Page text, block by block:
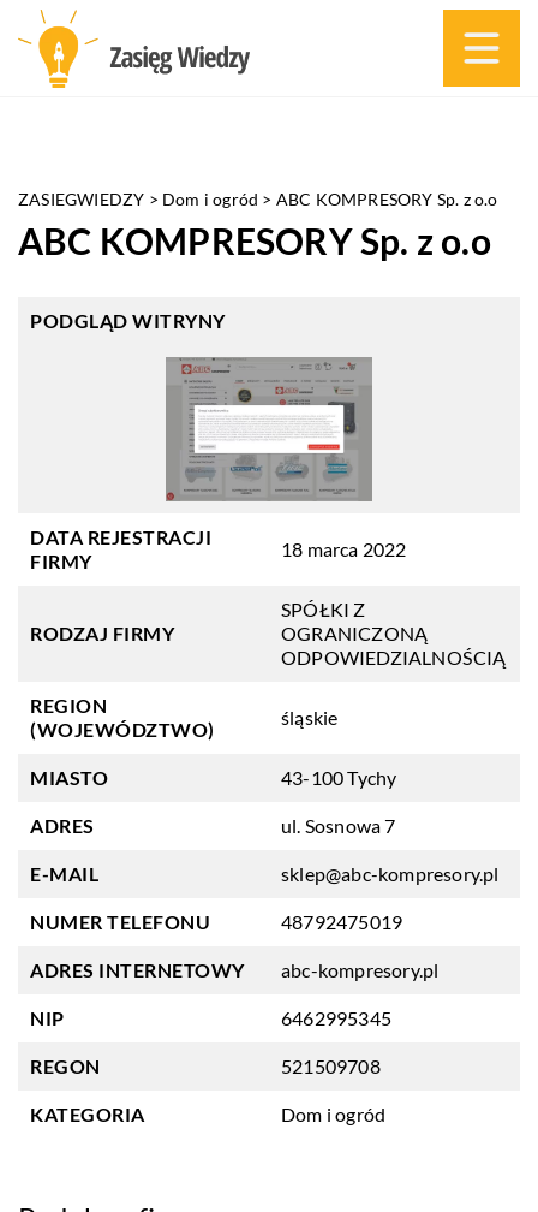
ZASIEGWIEDZY > Dom i ogród > ABC KOMPRESORY Sp. z o.o
ABC KOMPRESORY Sp. z o.o
PODGLĄD WITRYNY
DATA REJESTRACJI
FIRMY
18 marca 2022
RODZAJ FIRMY
SPÓŁKI Z
OGRANICZONĄ
ODPOWIEDZIALNOŚCIĄ
REGION
(WOJEWÓDZTWO)
śląskie
MIASTO 43-100 Tychy
ADRES ul. Sosnowa 7
E-MAIL sklep@abc-kompresory.pl
NUMER TELEFONU 48792475019
ADRES INTERNETOWY abc-kompresory.pl
NIP 6462995345
REGON 521509708
KATEGORIA Dom i ogród